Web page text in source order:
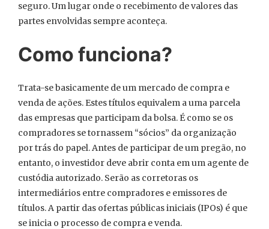
seguro. Um lugar onde o recebimento de valores das
partes envolvidas sempre aconteça.
Como funciona?
Trata-se basicamente de um mercado de compra e
venda de ações. Estes títulos equivalem a uma parcela
das empresas que participam da bolsa. É como se os
compradores se tornassem “sócios” da organização
por trás do papel. Antes de participar de um pregão, no
entanto, o investidor deve abrir conta em um agente de
custódia autorizado. Serão as corretoras os
intermediários entre compradores e emissores de
títulos. A partir das ofertas públicas iniciais (IPOs) é que
se inicia o processo de compra e venda.